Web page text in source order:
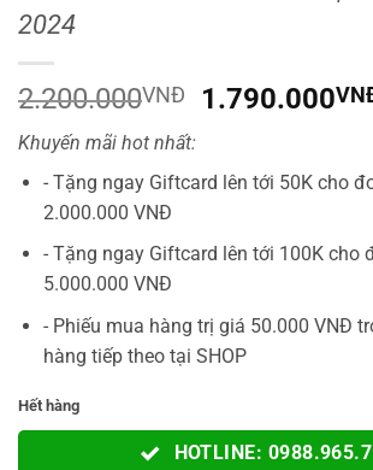
2024
2.200.000VNĐ
Giá
1.790.000
Khuyến mãi hot nhất:
- Tặng ngay Giftcard lên tới 50K cho
2.000.000 VNĐ
- Tặng ngay Giftcard lên tới 100K cho
5.000.000 VNĐ
- Phiếu mua hàng trị giá 50.000 VNĐ
hàng tiếp theo tại SHOP
Hết hàng
HOTLINE: